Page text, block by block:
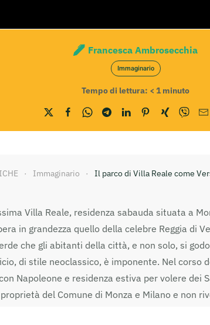
Francesca Ambrosecchia
Immaginario
Tempo di lettura: < 1 minuto
Immaginario Il parco di Villa Reale come
Villa Reale, residenza sabauda situata a
in grandezza quello della celebre Reggia di
che gli abitanti della città, e non solo, si
di stile neoclassico, è imponente. Nel corso
Napoleone e residenza estiva per volere dei
del Comune di Monza e Milano e non